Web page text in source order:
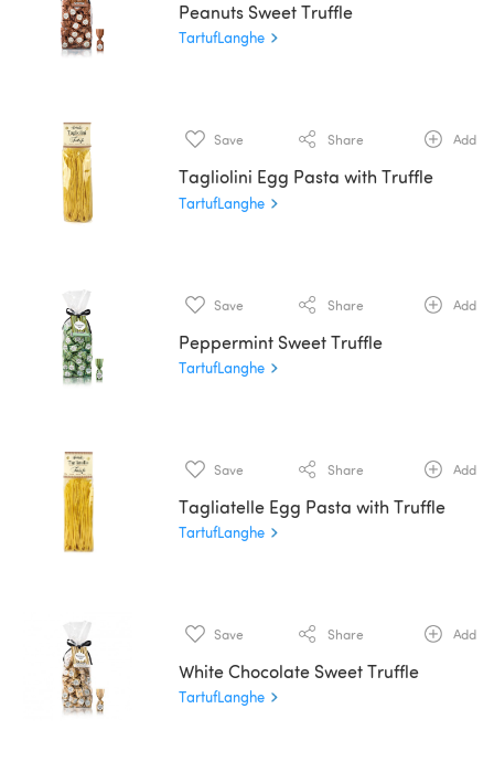
Peanuts Sweet Truffle
TartufLanghe
Save Share Add
Tagliolini Egg Pasta with Truffle
TartufLanghe
Save Share Add
Peppermint Sweet Truffle
TartufLanghe
Save Share Add
Tagliatelle Egg Pasta with Truffle
TartufLanghe
Save Share Add
White Chocolate Sweet Truffle
TartufLanghe